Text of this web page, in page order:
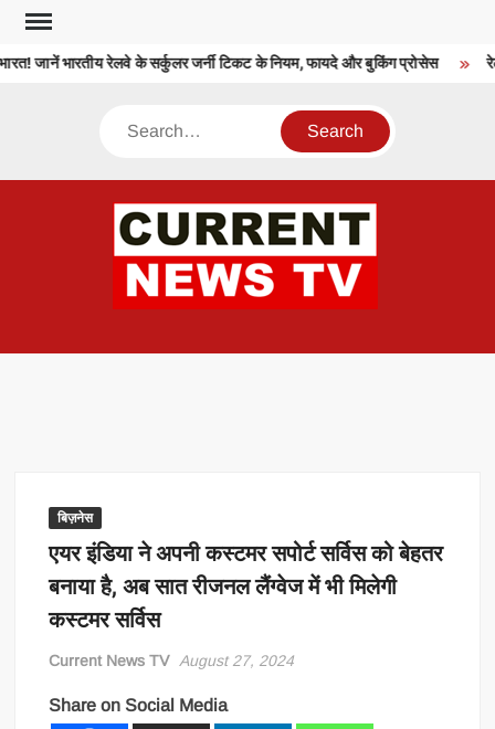
Skip
contentजानें भारतीय रेलवे के सर्कुलर जर्नी टिकट के नियम, फायदे और बुकिंग प्रोसेस
Search
बिज़नेस
एयर इंडिया ने अपनी कस्टमर सपोर्ट सर्विस को बेहतर
बनाया है, अब सात रीजनल लैंग्वेज में भी मिलेगी
कस्टमर सर्विस
Current News TV August 27, 2024
Share on Social Media